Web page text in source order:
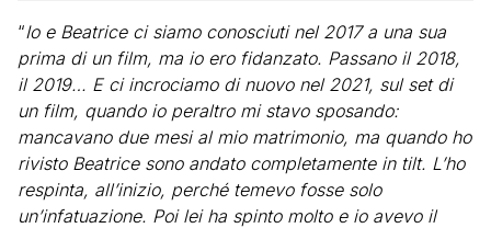
“Io e Beatrice ci siamo conosciuti nel 2017 a una sua
prima di un film, ma io ero fidanzato. Passano il 2018,
il 2019… E ci incrociamo di nuovo nel 2021, sul set di
un film, quando io peraltro mi stavo sposando:
mancavano due mesi al mio matrimonio, ma quando ho
rivisto Beatrice sono andato completamente in tilt. L’ho
respinta, all’inizio, perché temevo fosse solo
un’infatuazione. Poi lei ha spinto molto e io avevo il